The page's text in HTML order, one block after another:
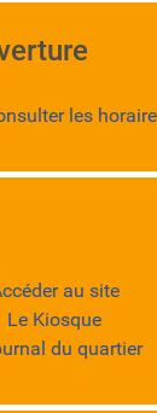
les
au site
Le Kiosque
du quartier